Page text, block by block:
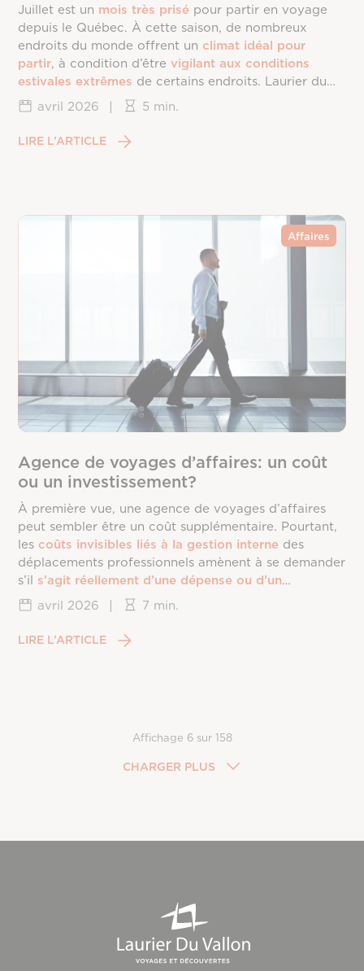
Juillet est un mois très prisé pour partir en voyage
depuis le Québec. À cette saison, de nombreux
endroits du monde offrent un climat idéal pour
partir, à condition d’êtrevigilant aux conditions
estivales extrêmes de certains endroits. Laurier du
Vallon vous dévoile les
meilleures destinations
voyage en
juillet
avril 2026 | 5 min.
LIRE L’ARTICLE
Affaires
Agence de voyages d’affaires: un coût
ou un investissement?
À première vue, une agence de voyages d’affaires
peut sembler être un coût supplémentaire. Pourtant,
les coûts invisibles liés à la gestion interne des
déplacements professionnels amènent à se demander
s’il s’agit réellement d’une dépense ou d’un
investissement .
avril 2026 | 7 min.
LIRE L’ARTICLE
Affichage 6sur 158
CHARGER PLUS